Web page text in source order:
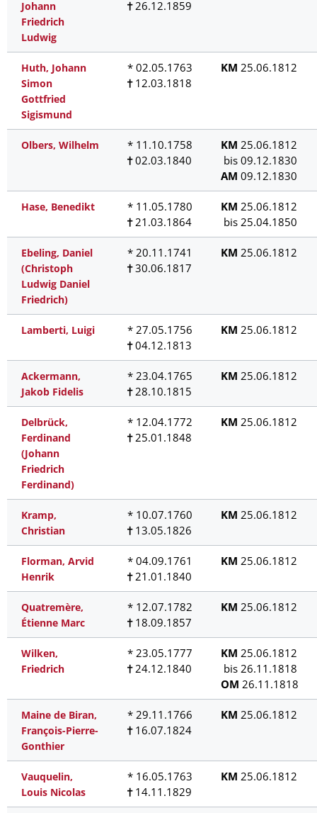
Johann
Friedrich
Ludwig
26.12.1859
Huth, Johann
Simon
Gottfried
Sigismund
* 02.05.1763
12.03.1818
KM 25.06.1812
Olbers, Wilhelm
* 11.10.1758
02.03.1840
KM 25.06.1812
bis 09.12.1830
AM 09.12.1830
Hase, Benedikt
* 11.05.1780
21.03.1864
KM 25.06.1812
bis 25.04.1850
Ebeling, Daniel
(Christoph
Ludwig Daniel
Friedrich)
* 20.11.1741
30.06.1817
KM 25.06.1812
Lamberti, Luigi
* 27.05.1756
04.12.1813
KM 25.06.1812
Ackermann,
Jakob Fidelis
* 23.04.1765
28.10.1815
KM 25.06.1812
Delbrück,
Ferdinand
(Johann
Friedrich
Ferdinand)
* 12.04.1772
25.01.1848
KM 25.06.1812
Kramp,
Christian
* 10.07.1760
13.05.1826
KM 25.06.1812
Florman, Arvid
Henrik
* 04.09.1761
21.01.1840
KM 25.06.1812
Quatremère,
Étienne Marc
* 12.07.1782
18.09.1857
KM 25.06.1812
Wilken,
Friedrich
* 23.05.1777
24.12.1840
KM 25.06.1812
bis 26.11.1818
OM 26.11.1818
Maine de Biran,
François-Pierre-
Gonthier
* 29.11.1766
16.07.1824
KM 25.06.1812
Vauquelin,
Louis Nicolas
* 16.05.1763
14.11.1829
KM 25.06.1812